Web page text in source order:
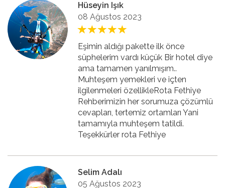
Hüseyin Işık
08 Ağustos 2023
Eşimin aldığı pakette ilk önce
süphelerim vardı küçük Bir hotel diye
ama tamamen yanılmışım..
Muhteşem yemekleri ve içten
ilgilenmeleri özellikleRota Fethiye
Rehberimizin her sorumuza çözümlü
cevapları, tertemiz ortamları Yani
tamamıyla muhteşem tatildi.
Teşekkürler rota Fethiye
Selim Adalı
05 Ağustos 2023